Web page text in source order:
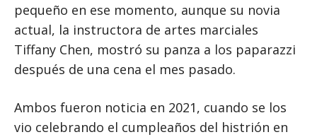
pequeño en ese momento, aunque su novia
actual, la instructora de artes marciales
Tiffany Chen, mostró su panza a los paparazzi
después de una cena el mes pasado.
Ambos fueron noticia en 2021, cuando se los
vio celebrando el cumpleaños del histrión en